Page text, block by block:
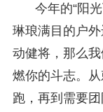
今年的“阳
琳琅满目的户
动健将，那么
燃你的斗志。
跑，再到需要